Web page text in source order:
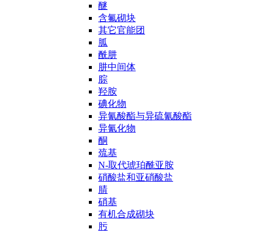
醚
含氟砌块
其它官能团
胍
酰肼
肼中间体
腙
羟胺
碘化物
异氰酸酯与异硫氰酸酯
异氰化物
酮
巯基
N-取代琥珀酰亚胺
硝酸盐和亚硝酸盐
腈
硝基
有机合成砌块
肟